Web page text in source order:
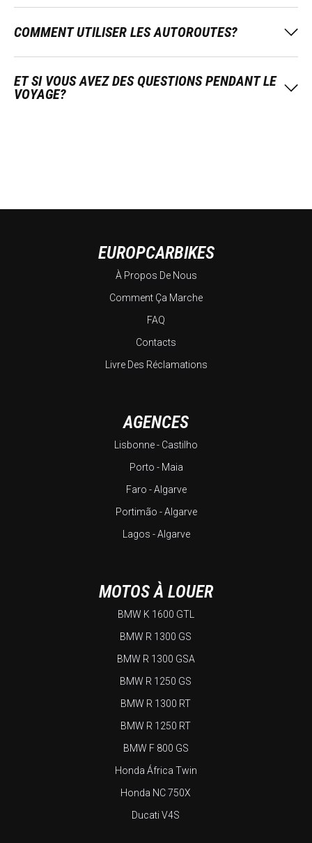
COMMENT UTILISER LES AUTOROUTES?
ET SI VOUS AVEZ DES QUESTIONS PENDANT LE
VOYAGE?
EUROPCARBIKES
À Propos De Nous
Comment Ça Marche
FAQ
Contacts
Livre Des Réclamations
AGENCES
Lisbonne - Castilho
Porto - Maia
Faro - Algarve
Portimão - Algarve
Lagos - Algarve
MOTOS À LOUER
BMW K 1600 GTL
BMW R 1300 GS
BMW R 1300 GSA
BMW R 1250 GS
BMW R 1300 RT
BMW R 1250 RT
BMW F 800 GS
Honda África Twin
Honda NC 750X
Ducati V4S